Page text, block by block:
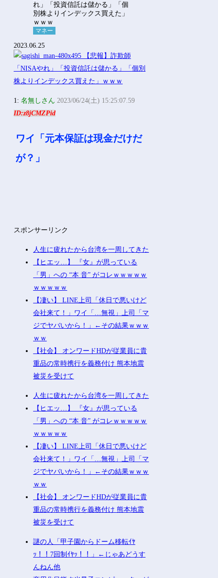
マネー
2023.06.25
1:名無しさん 2023/06/24(土) 15:25:07.59
ID:z8jCMZPid
ワイ「元本保証は現金だけだ
が？」
スポンサーリンク
人生に疲れたから台湾を一周してきた
【ヒエッ…】 『女』が思っている
「男」への “本 音” がコレｗｗｗｗｗ
ｗｗｗｗｗ
【凄い】 LINE上司「休日で悪いけど
会社来て！」ワイ「…無視」上司「マ
ジでヤバいから！」←その結果ｗｗｗ
ｗｗ
【社会】 オンワードHDが従業員に貴
重品の常時携行を義務付け 熊本地震
被災を受けて
人生に疲れたから台湾を一周してきた
【ヒエッ…】 『女』が思っている
「男」への “本 音” がコレｗｗｗｗｗ
ｗｗｗｗｗ
【凄い】 LINE上司「休日で悪いけど
会社来て！」ワイ「…無視」上司「マ
ジでヤバいから！」←その結果ｗｗｗ
ｗｗ
【社会】 オンワードHDが従業員に貴
重品の常時携行を義務付け 熊本地震
被災を受けて
謎の人「甲子園からドーム移転ｲﾔ
ｯ！！7回制ｲﾔｯ！！」←じゃあどうす
んねん他